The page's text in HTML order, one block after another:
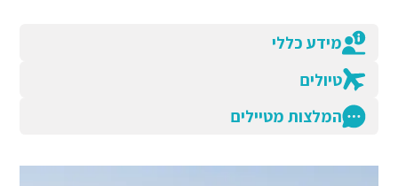
מידע כללי
טיולים
המלצות מטיילים